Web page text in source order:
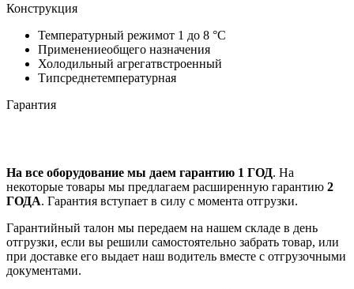
Конструкция
Температурный режимот 1 до 8 °C
Применениеобщего назначения
Холодильный агрегатвстроенный
Типсреднетемпературная
Гарантия
На все оборудование мы даем гарантию 1 ГОД. На
некоторые товары мы предлагаем расширенную гарантию 2
ГОДА. Гарантия вступает в силу с момента отгрузки.
Гарантийный талон мы передаем на нашем складе в день
отгрузки, если вы решили самостоятельно забрать товар, или
при доставке его выдает наш водитель вместе с отгрузочными
документами.